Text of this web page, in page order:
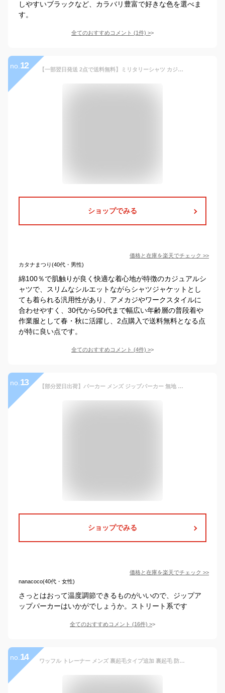
しやすいブラックなど、カラバリ豊富で好きな色を選べま
す。
全てのおすすめコメント (1件) >
no. 12 【一部翌日発送 2点で送料無料】ミリタリーシャツ カジュアルシャツ 綿 綿100％ ワークシャツ メンズ 秋服 ミリタリー シャツ トップス メンズシャツ スリムシャツ シャツジャケット アメカジ 無地 長袖 シャツ 春 秋 服 30代 40代 50代 メンズファッション 作業服 普段着
ショップでみる
価格と在庫を楽天でチェック >>
カタナまつり(40代・男性)
綿100％で肌触りが良く快適な着心地が特徴のカジュアルシ
ャツで、スリムなシルエットながらシャツジャケットとし
ても着られる汎用性があり、アメカジやワークスタイルに
合わせやすく、30代から50代まで幅広い年齢層の普段着や
作業服として春・秋に活躍し、2点購入で送料無料となる点
が特に良い点です。
全てのおすすめコメント (4件) >
no. 13 【部分翌日出荷】パーカー メンズ ジップパーカー 無地 長袖 ジップアップパーカー フルジップ スウェットパーカー レディース おしゃれ フーディー メンズパーカー カジュアル トップス フード付き ダンス ストリート スポーツ 秋冬 秋物 春物 春服 送料無料
ショップでみる
価格と在庫を楽天でチェック >>
nanacoco(40代・女性)
さっとはおって温度調節できるものがいいので、ジップア
ップパーカーはいかがでしょうか。ストリート系です
全てのおすすめコメント (16件) >
no. 14 ワッフル トレーナー メンズ 裏起毛タイプ追加 裏起毛 防寒 暖かい スウェット 重ね着風 ワッフル編み クルーネック オーバーサイズ 長袖 無地 おしゃれ ゆったり スポーツ トップス 着回し 韓国ファッション ストリート 秋服 春服 冬服